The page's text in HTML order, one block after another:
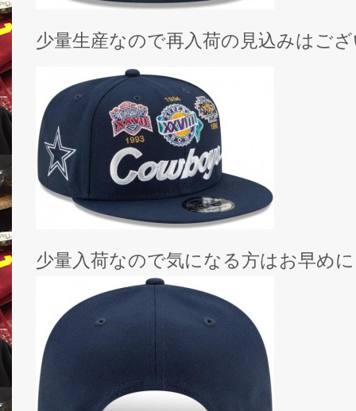
少量生産なので再入荷の見込みはご
少量入荷なので気になる方はお早め